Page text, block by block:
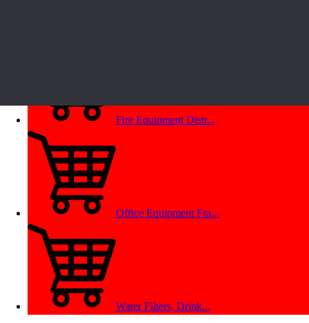
Fire Equipment Distr...
Office Equipment Fra...
Water Filters, Drink...